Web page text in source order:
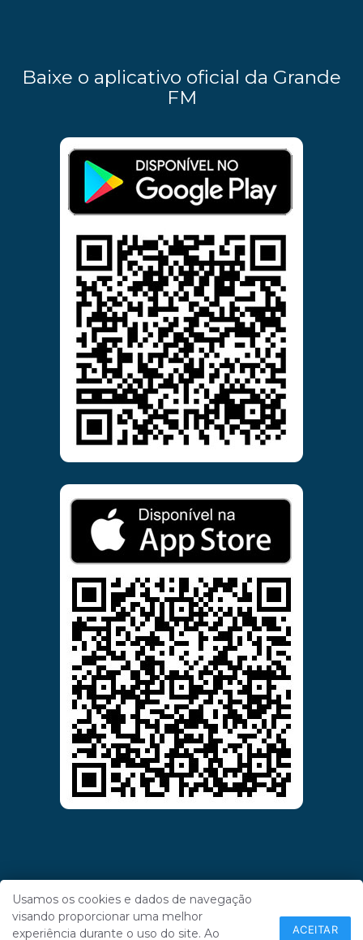
Baixe o aplicativo oficial da Grande
FM
Usamos os cookies e dados de navegação
visando proporcionar uma melhor
experiência durante o uso do site. Ao
ACEITAR